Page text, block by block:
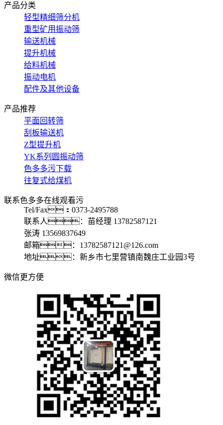
产品分类
轻型精细筛分机
重型矿用振动筛
输送机械
提升机械
给料机械
振动电机
配件及其他设备
产品推荐
平面回转筛
刮板输送机
Z型提升机
YK系列圆振动筛
色多多污下载
往复式给煤机
联系色多多在线观看污
Tel/Fax：0373-2495788
联系人：苗经理 13782587121
张涛 13569837649
邮箱：13782587121@126.com
地址：新乡市七里营镇南魏庄工业园3号
微信更方便